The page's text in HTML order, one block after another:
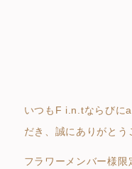
いつもF i.n.tならびに
だき、誠にありがとう
フラワーメンバー様